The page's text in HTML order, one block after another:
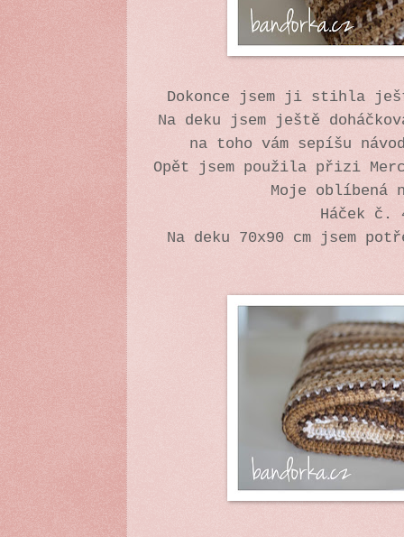
Dokonce jsem ji stihla
Na deku jsem ještě
na toho vám sepíšu
Opět jsem použila přizi
Moje oblíbená
Háček č.
Na deku 70x90 cm jsem